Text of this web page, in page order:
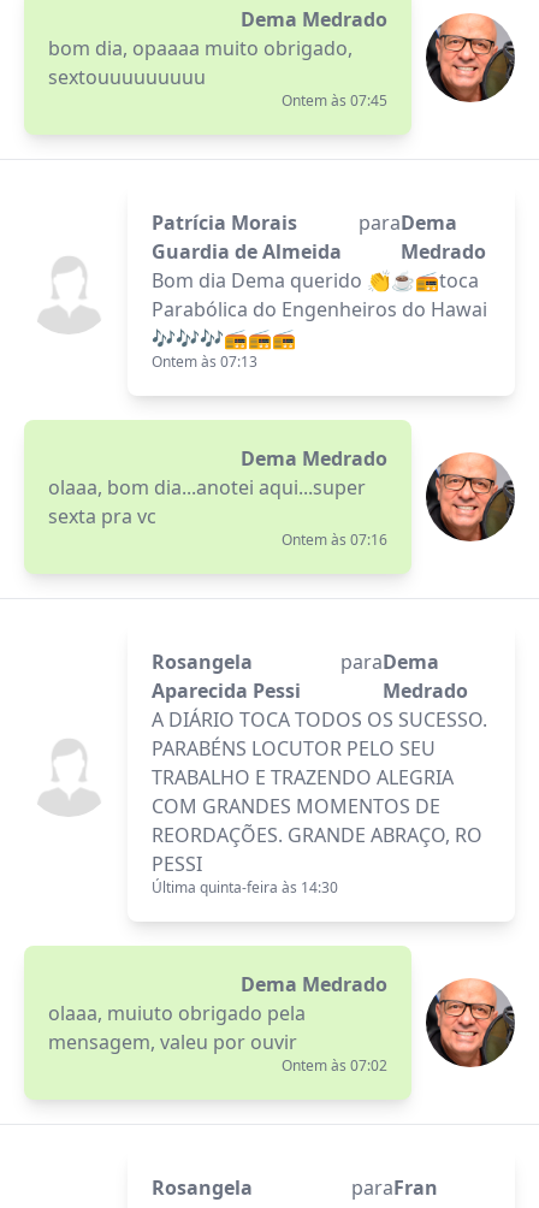
Dema Medrado
bom dia, opaaaa muito obrigado,
sextouuuuuuuuu
Ontem às 07:45
Patrícia Morais
Guardia de Almeida
paraDema
Medrado
Bom dia Dema querido 👏☕📻toca
Parabólica do Engenheiros do Hawai
🎶🎶🎶📻📻📻
Ontem às 07:13
Dema Medrado
olaaa, bom dia...anotei aqui...super
sexta pra vc
Ontem às 07:16
Rosangela
Aparecida Pessi
paraDema
Medrado
A DIÁRIO TOCA TODOS OS SUCESSO.
PARABÉNS LOCUTOR PELO SEU
TRABALHO E TRAZENDO ALEGRIA
COM GRANDES MOMENTOS DE
REORDAÇÕES. GRANDE ABRAÇO, RO
PESSI
Última quinta-feira às 14:30
Dema Medrado
olaaa, muiuto obrigado pela
mensagem, valeu por ouvir
Ontem às 07:02
Rosangela
paraFran